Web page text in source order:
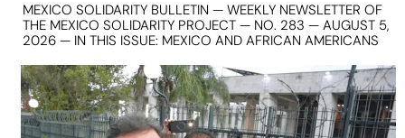
MEXICO SOLIDARITY BULLETIN — WEEKLY NEWSLETTER OF
THE MEXICO SOLIDARITY PROJECT — NO. 283 — AUGUST 5,
2026 — IN THIS ISSUE: MEXICO AND AFRICAN AMERICANS